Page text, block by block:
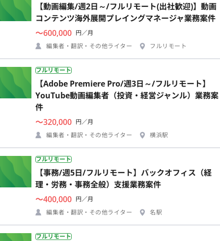
【動画編集/週2日～/フルリモート(出社歓迎)】動画
コンテンツ海外展開プレイングマネージャ業務案件
〜600,000 円／月
編集者・翻訳・その他ライター
フルリモート
フルリモート
【Adobe Premiere Pro/週3日～/フルリモート】
YouTube動画編集者（投資・経営ジャンル）業務案
件
〜320,000 円／月
編集者・翻訳・その他ライター
横浜駅
フルリモート
【事務/週5日/フルリモート】バックオフィス（経
理・労務・事務全般）支援業務案件
〜400,000 円／月
編集者・翻訳・その他ライター
名駅
フルリモート